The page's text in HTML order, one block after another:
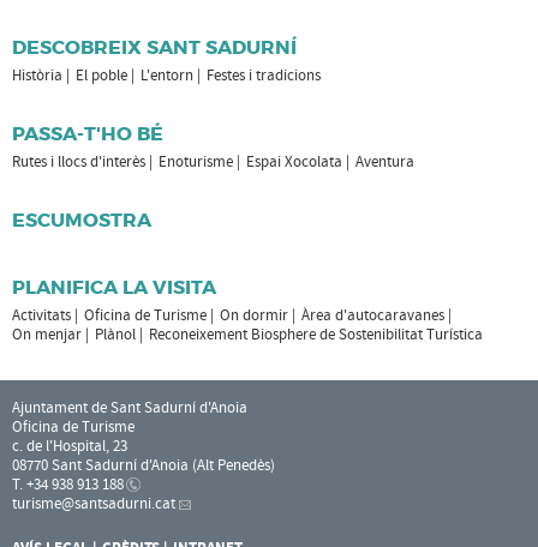
DESCOBREIX SANT SADURNÍ
Història El poble L'entorn Festes i tradicions
PASSA-T'HO BÉ
Rutes i llocs d'interès Enoturisme Espai Xocolata Aventura
ESCUMOSTRA
PLANIFICA LA VISITA
Activitats Oficina de Turisme On dormir
Àrea d'autocaravanes
On menjar
Plànol Reconeixement Biosphere de Sostenibilitat Turística
Ajuntament de Sant Sadurní d'Anoia
Oficina de Turisme
c. de l'Hospital, 23
08770 Sant Sadurní d'Anoia (Alt Penedès)
T. +34 938 913 188
turisme@santsadurni.cat